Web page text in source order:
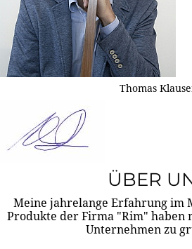
Thomas
ÜBER
Meine jahrelange Erfahrung im
Produkte der Firma "Rim" haben
Unternehmen zu